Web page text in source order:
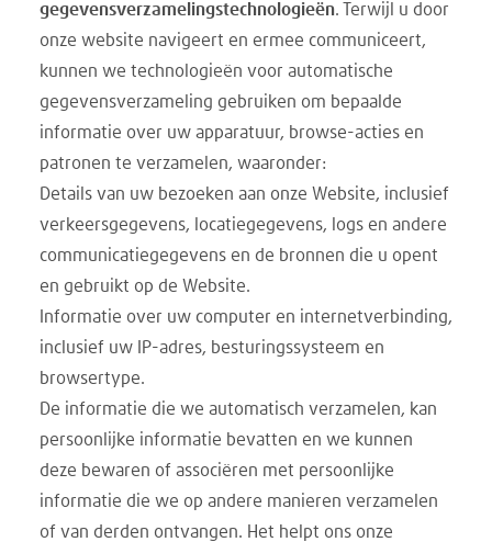
gegevensverzamelingstechnologieën. Terwijl u door
onze website navigeert en ermee communiceert,
kunnen we technologieën voor automatische
gegevensverzameling gebruiken om bepaalde
informatie over uw apparatuur, browse-acties en
patronen te verzamelen, waaronder:
Details van uw bezoeken aan onze Website, inclusief
verkeersgegevens, locatiegegevens, logs en andere
communicatiegegevens en de bronnen die u opent
en gebruikt op de Website.
Informatie over uw computer en internetverbinding,
inclusief uw IP-adres, besturingssysteem en
browsertype.
De informatie die we automatisch verzamelen, kan
persoonlijke informatie bevatten en we kunnen
deze bewaren of associëren met persoonlijke
informatie die we op andere manieren verzamelen
of van derden ontvangen. Het helpt ons onze